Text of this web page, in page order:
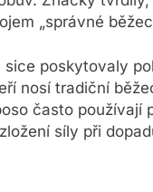
„správné
poskytovaly
nosí tradiční
často používají
síly při